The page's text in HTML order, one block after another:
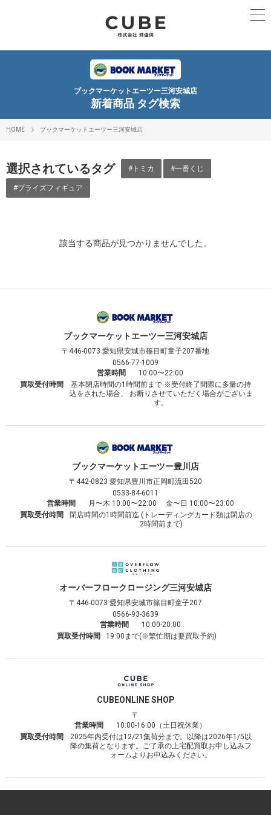
ブックマーケットエーツー三河安城店
新着商品 タグ検索
HOME ブックマーケットエーツー三河安城店
選択されているタグ #トミカ #一番くじ
#プライズフィギュア
該当する商品が見つかりませんでした。
ブックマーケットエーツー三河安城店
〒446-0073 愛知県安城市篠目町童子207番地
0566-77-1009
営業時間
10:00〜22:00
買取受付時間
基本閉店時間の1時間前まで ※受付終了間際に多量の持
込をされた場合、 お断りさせていただく場合がございま
す。
ブックマーケットエーツー豊川店
〒442-0823 愛知県豊川市正岡町流田520
0533-84-6011
営業時間
月〜木 10:00〜22:00 金〜日 10:00〜23:00
買取受付時間
閉店時間の1時間前迄 (トレーディングカード類は閉店の
2時間前まで)
オーバーフロークロージング三河安城店
〒446-0073 愛知県安城市篠目町童子207
0566-93-3639
営業時間
10:00-20:00
買取受付時間
19:00まで(※繁忙期は要買取予約)
CUBEONLINE SHOP
〒
営業時間
10:00-16:00（土日祝休業）
買取受付時間
2025年内受付は12/21集荷分まで。以降は2026年1/5以
降の集荷となります。ご了承の上宅配買取お申し込みフ
ォームよりお申込みください。